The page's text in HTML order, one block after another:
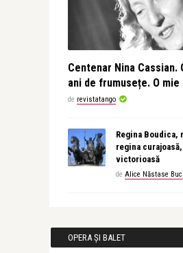
Centenar Nina Cassian.
ani de frumusețe. O mie
de revistatango
Regina
regina
victorioasă
de Alice Năstase
OPERA ȘI BALET